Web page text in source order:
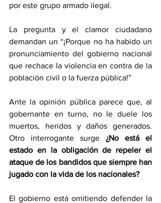
por este grupo armado ilegal.
La pregunta y el clamor ciudadano
demandan un “¡Porque no ha habido un
pronunciamiento del gobierno nacional
que rechace la violencia en contra de la
población civil o la fuerza pública!”
Ante la opinión pública parece que, al
gobernante en turno, no le duele los
muertos, heridos y daños generados.
Otro interrogante surge ¿No está el
estado en la obligación de repeler el
ataque de los bandidos que siempre han
jugado con la vida de los nacionales?
El gobierno está omitiendo defender la